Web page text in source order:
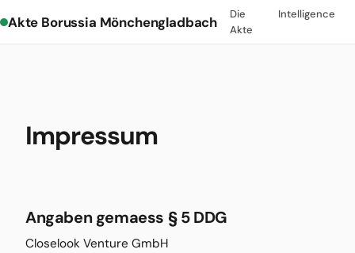
Akte Borussia Mönchengladbach
Die
Akte
Intelligence
Impressum
Angaben gemaess § 5 DDG
Closelook Venture GmbH